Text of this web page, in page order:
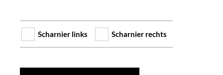
Scharnier links Scharnier rechts